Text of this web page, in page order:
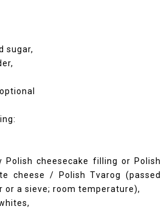
sugar,
cheesecake filling or Polish
cheese / Polish Tvarog (passed
or a sieve; room temperature),